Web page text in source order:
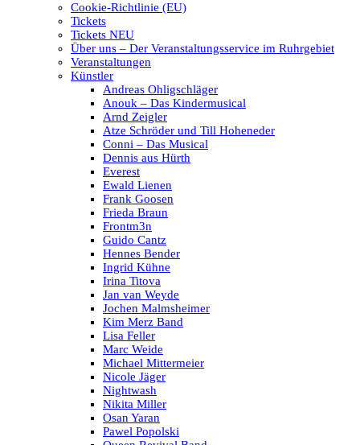
Cookie-Richtlinie (EU)
Tickets
Tickets NEU
Über uns – Der Veranstaltungsservice im Ruhrgebiet
Veranstaltungen
Künstler
Andreas Ohligschläger
Anouk – Das Kindermusical
Arnd Zeigler
Atze Schröder und Till Hoheneder
Conni – Das Musical
Dennis aus Hürth
Everest
Ewald Lienen
Frank Goosen
Frieda Braun
Frontm3n
Guido Cantz
Hennes Bender
Ingrid Kühne
Irina Titova
Jan van Weyde
Jochen Malmsheimer
Kim Merz Band
Lisa Feller
Marc Weide
Michael Mittermeier
Nicole Jäger
Nightwash
Nikita Miller
Osan Yaran
Pawel Popolski